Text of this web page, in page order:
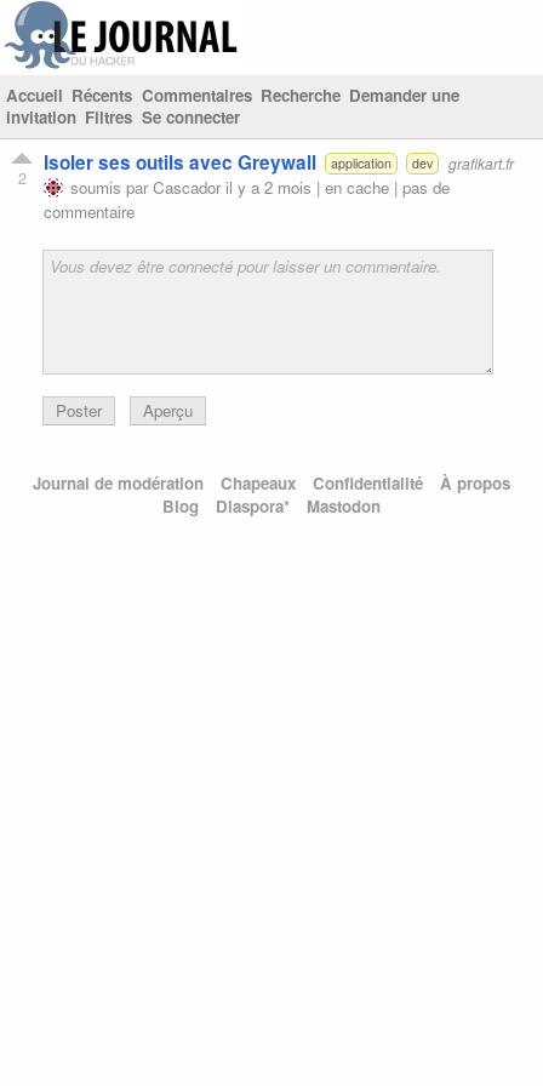
Accueil Récents Commentaires Recherche Demander une
invitation Filtres Se connecter
2
Isoler ses outils avec Greywall application dev grafikart.fr
soumis parCascadoril y a 2 mois | en cache | pas de
commentaire
Poster Aperçu
Journal de modération Chapeaux Confidentialité
À propos
Blog
Diaspora* Mastodon